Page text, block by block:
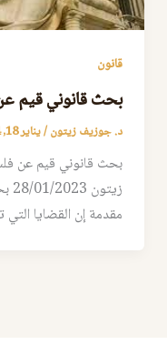
قانون
بحث قانوني قيم
د. جوزيف زيتون/يناير 18, 2024
بحث قانوني قيم عن
مقدمة إن القضايا